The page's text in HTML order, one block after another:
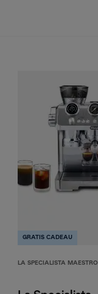
GRATIS CADEAU
LA SPECIALISTA MAESTRO